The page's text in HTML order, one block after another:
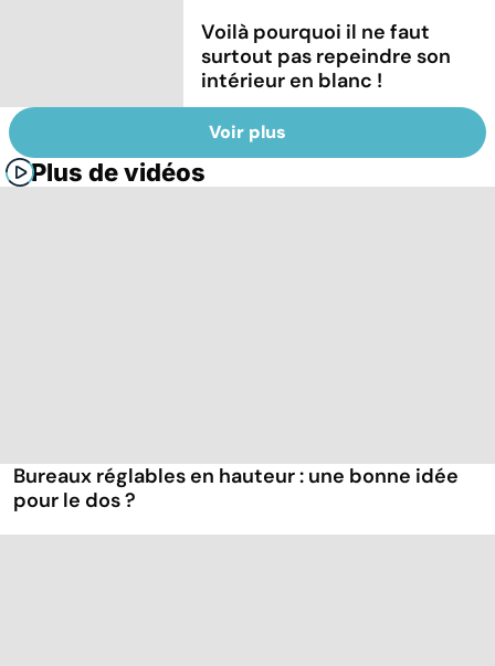
Voilà pourquoi il ne faut
surtout pas repeindre son
intérieur en blanc !
Voir plus
Plus de vidéos
Bureaux réglables en hauteur : une bonne idée
pour le dos ?